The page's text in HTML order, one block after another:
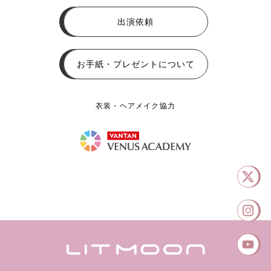
出演依頼
お手紙・プレゼントについて
衣装・ヘアメイク協力